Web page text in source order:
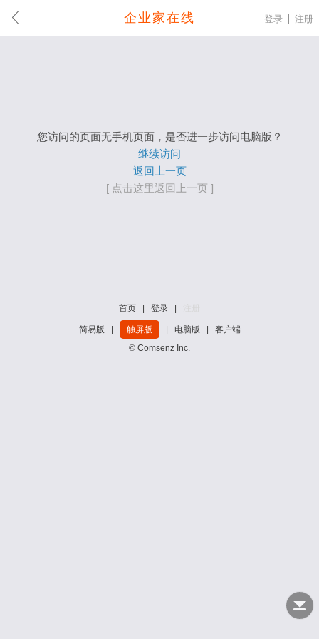
企业家在线 登录 注册
您访问的页面无手机页面，是否进一步访问电脑版？
继续访问
返回上一页
[ 点击这里返回上一页 ]
首页 登录
简易版 触屏版 电脑版
客户端
© Comsenz Inc.